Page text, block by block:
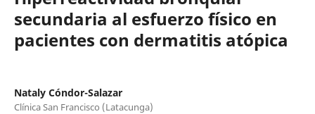
secundaria al esfuerzo físico en
pacientes con dermatitis atópica
Nataly Cóndor-Salazar
Clínica San Francisco (Latacunga)